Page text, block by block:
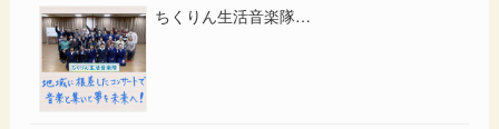
ちくりん生活音楽隊…